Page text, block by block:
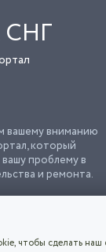
вашему вниманию
который
проблему в
и ремонта.
в том числе подача
чтобы сделать наш